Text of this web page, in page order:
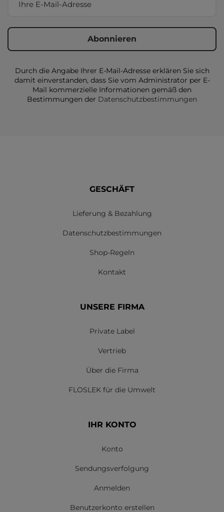
Durch die Angabe Ihrer E-Mail-Adresse erklären Sie sich
damit einverstanden, dass Sie vom Administrator per E-
Mail kommerzielle Informationen gemäß den
Bestimmungen der Datenschutzbestimmungen
GESCHÄFT
Lieferung & Bezahlung
Datenschutzbestimmungen
Shop-Regeln
Kontakt
UNSERE FIRMA
Private Label
Vertrieb
Über die Firma
FLOSLEK für die Umwelt
IHR KONTO
Konto
Sendungsverfolgung
Anmelden
Benutzerkonto erstellen